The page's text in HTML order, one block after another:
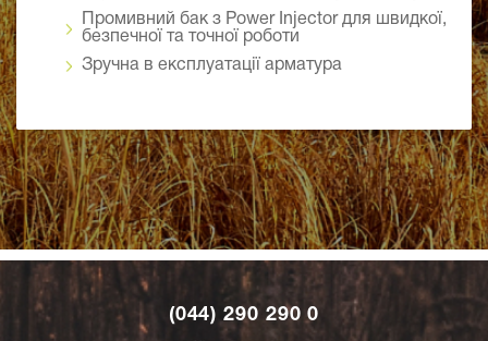
Промивний бак з Power Injector для швидкої,
безпечної та точної роботи
Зручна в експлуатації арматура
(044) 290 290 0